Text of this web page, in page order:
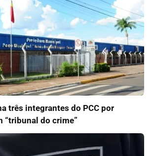
três integrantes do PCC por
“tribunal do crime”